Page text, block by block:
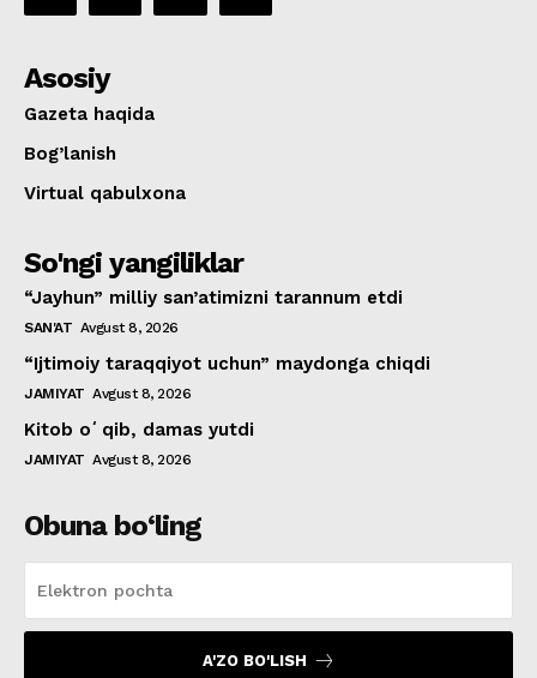
Asosiy
Gazeta haqida
Bog’lanish
Virtual qabulxona
So'ngi yangiliklar
“Jayhun” milliy san’atimizni tarannum etdi
SAN'AT Avgust 8, 2026
“Ijtimoiy taraqqiyot uchun” maydonga chiqdi
JAMIYAT Avgust 8, 2026
Kitob oʻqib, damas yutdi
JAMIYAT Avgust 8, 2026
Obuna bo‘ling
A'ZO BO'LISH